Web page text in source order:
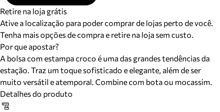
Retire na loja grátis
Ative a localização para poder comprar de lojas perto de você.
Tenha mais opções de compra e retire na loja sem custo.
Por que apostar?
A bolsa com estampa croco é uma das grandes tendências da
estação. Traz um toque sofisticado e elegante, além de ser
muito versátil e atemporal. Combine com bota ou mocassim.
Detalhes do produto